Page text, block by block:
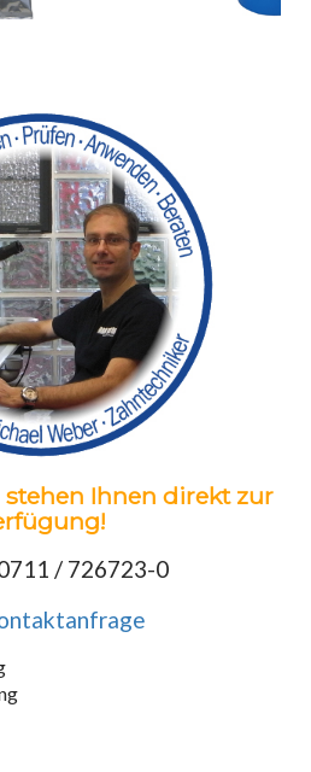
stehen Ihnen direkt zur
/ 726723-0